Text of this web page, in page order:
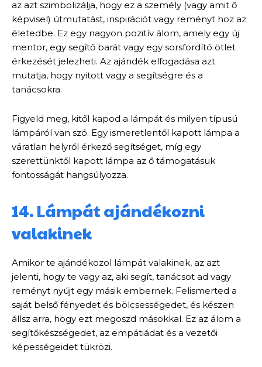
az azt szimbolizálja, hogy ez a személy (vagy amit ő
képvisel) útmutatást, inspirációt vagy reményt hoz az
életedbe. Ez egy nagyon pozitív álom, amely egy új
mentor, egy segítő barát vagy egy sorsfordító ötlet
érkezését jelezheti. Az ajándék elfogadása azt
mutatja, hogy nyitott vagy a segítségre és a
tanácsokra.
Figyeld meg, kitől kapod a lámpát és milyen típusú
lámpáról van szó. Egy ismeretlentől kapott lámpa a
váratlan helyről érkező segítséget, míg egy
szerettünktől kapott lámpa az ő támogatásuk
fontosságát hangsúlyozza.
14. Lámpát ajándékozni
valakinek
Amikor te ajándékozol lámpát valakinek, az azt
jelenti, hogy te vagy az, aki segít, tanácsot ad vagy
reményt nyújt egy másik embernek. Felismerted a
saját belső fényedet és bölcsességedet, és készen
állsz arra, hogy ezt megoszd másokkal. Ez az álom a
segítőkészségedet, az empátiádat és a vezetői
képességeidet tükrözi.